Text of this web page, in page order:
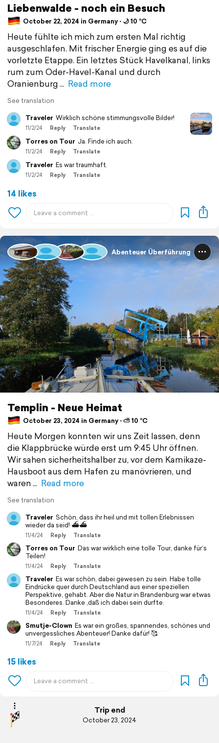
Liebenwalde - noch ein Besuch
October 22, 2024 in Germany ⋅ 🌙 10 °C
Heute fühlte ich mich zum ersten Mal richtig
ausgeschlafen. Mit frischer Energie ging es auf die
vorletzte Etappe. Ein letztes Stück Havelkanal, links
rum zum Oder-Havel-Kanal und durch
Oranienburg
Read more
See translation
Traveler Wirklich schöne stimmungsvolle Bilder!
11/2/24 Reply Translate
Torres on Tour Ja. Finde ich auch.
11/2/24 Reply Translate
Traveler Es war traumhaft.
11/2/24 Reply Translate
14 likes
Abenteuer Überführung
Templin - Neue Heimat
October 23, 2024 in Germany ⋅ ⛅ 10 °C
Heute Morgen konnten wir uns Zeit lassen, denn
die Klappbrücke würde erst um 9:45 Uhr öffnen.
Wir sahen sicherheitshalber zu, vor dem Kamikaze-
Hausboot aus dem Hafen zu manövrieren, und
waren
Read more
See translation
Traveler Schön, dass ihr heil und mit tollen Erlebnissen
wieder da seid! ⛴️⛴️
11/4/24 Reply Translate
Torres on Tour Das war wirklich eine tolle Tour, danke für‘s
Teilen!
11/4/24 Reply Translate
Traveler Es war schön, dabei gewesen zu sein. Habe tolle
Eindrücke quer durch Deutschland aus einer speziellen
Perspektive, gehabt. Aber die Natur in Brandenburg war etwas
Besonderes. Danke ,daß ich dabei sein durfte.
11/4/24 Reply Translate
Smutje-Clown Es war ein großes, spannendes, schönes und
unvergessliches Abenteuer! Danke dafür! 🥰
11/7/24 Reply Translate
15 likes
Trip end
October 23, 2024